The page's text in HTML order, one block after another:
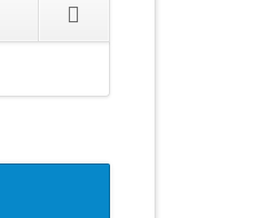
überspringen